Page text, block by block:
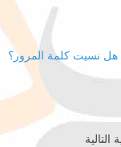
هل نسيت كلمة المرور؟